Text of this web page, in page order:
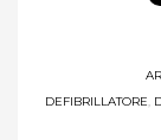
DEFIBRILLATORE,